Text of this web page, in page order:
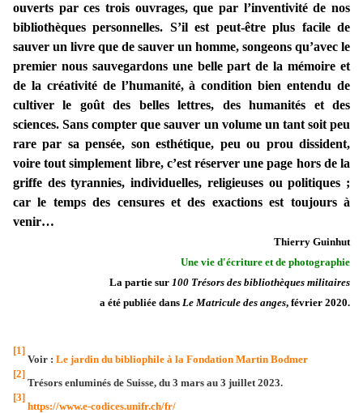
ouverts par ces trois ouvrages, que par l’inventivité de nos
bibliothèques personnelles. S’il est peut-être plus facile de
sauver un livre que de sauver un homme, songeons qu’avec le
premier nous sauvegardons une belle part de la mémoire et
de la créativité de l’humanité, à condition bien entendu de
cultiver le goût des belles lettres, des humanités et des
sciences. Sans compter que sauver un volume un tant soit peu
rare par sa pensée, son esthétique, peu ou prou dissident,
voire tout simplement libre, c’est réserver une page hors de la
griffe des tyrannies, individuelles, religieuses ou politiques ;
car le temps des censures et des exactions est toujours à
venir…
Thierry Guinhut
Une vie d'écriture et de photographie
La partie sur 100 Trésors des bibliothèques militaires
a été publiée dans Le Matricule des anges, février 2020.
[1]
Voir : Le jardin du bibliophile à la Fondation Martin Bodmer
[2]
Trésors enluminés de Suisse, du 3 mars au 3 juillet 2023.
[3]
https://www.e-codices.unifr.ch/fr/